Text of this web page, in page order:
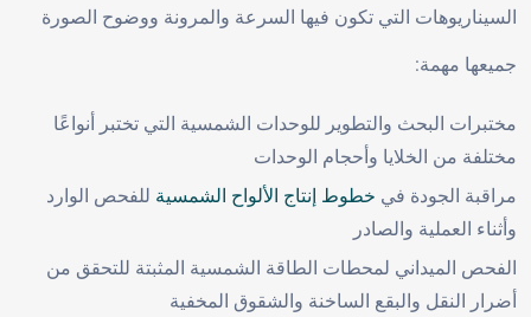
السيناريوهات التي تكون فيها السرعة والمرونة ووضوح الصورة
جميعها مهمة:
مختبرات البحث والتطوير للوحدات الشمسية التي تختبر أنواعًا
مختلفة من الخلايا وأحجام الوحدات
مراقبة الجودة في خطوط إنتاج الألواح الشمسيةللفحص الوارد
وأثناء العملية والصادر
الفحص الميداني لمحطات الطاقة الشمسية المثبتة للتحقق من
أضرار النقل والبقع الساخنة والشقوق المخفية